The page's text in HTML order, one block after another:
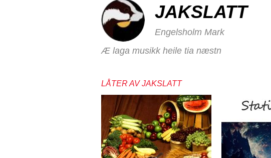
JAKSLATT
Engelsholm Mark
Æ laga musikk heile tia næstn
LÅTER AV JAKSLATT